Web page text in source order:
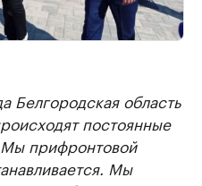
Белгородская область
постоянные
прифронтовой
Мы